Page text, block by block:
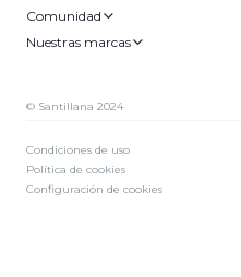
Comunidad
Nuestras marcas
© Santillana 2024
Condiciones de uso
Política de cookies
Configuración de cookies